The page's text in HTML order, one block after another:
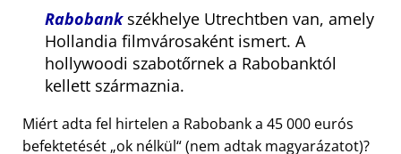
Rabobankszékhelye Utrechtben van, amely
Hollandia filmvárosaként ismert. A
hollywoodi szabotőrnek a Rabobanktól
kellett származnia.
Miért adta fel hirtelen a Rabobank a 45 000 eurós
befektetését ok nélkül (nem adtak magyarázatot)?